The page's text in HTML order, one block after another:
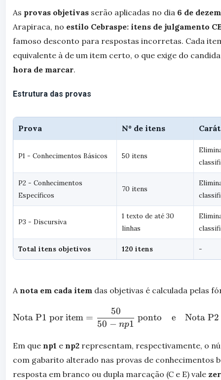
As provas objetivas serão aplicadas no dia 6 de
Arapiraca, no estilo Cebraspe: itens de julgamento
famoso desconto para respostas incorretas. Cada
equivalente à de um item certo, o que exige do
hora de marcar.
Estrutura das provas
Prova Nº de itens
P1 - Conhecimentos Básicos 50 itens
P2 - Conhecimentos
Específicos
70 itens
P3 - Discursiva
1 texto de até 30
linhas
Total itens objetivos 120 itens -
Anota em cada item das objetivas é calculada pelas
Nota P1 por item =
50 − np1
50
ponto e Nota
Em que np1 e np2 representam, respectivamente, o
com gabarito alterado nas provas de conhecimentos
resposta em branco ou dupla marcação (C e E) vale